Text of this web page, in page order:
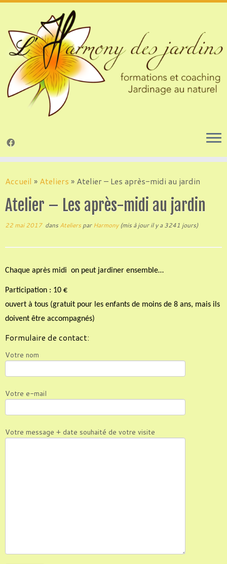
auAccueil » Ateliers » Atelier – Les après-midi au jardin
Atelier – Les après-midi au jardin
22 mai 2017dans Ateliers parHarmony(mis à jour il y a 3241 jours)
Chaque après midi on peut jardiner ensemble…
Participation : 10 €
ouvert à tous (gratuit pour les enfants de moins de 8 ans, mais ils
doivent être accompagnés)
Formulaire de contact:
Votre nom
Votre e-mail
Votre message + date souhaité de votre visite